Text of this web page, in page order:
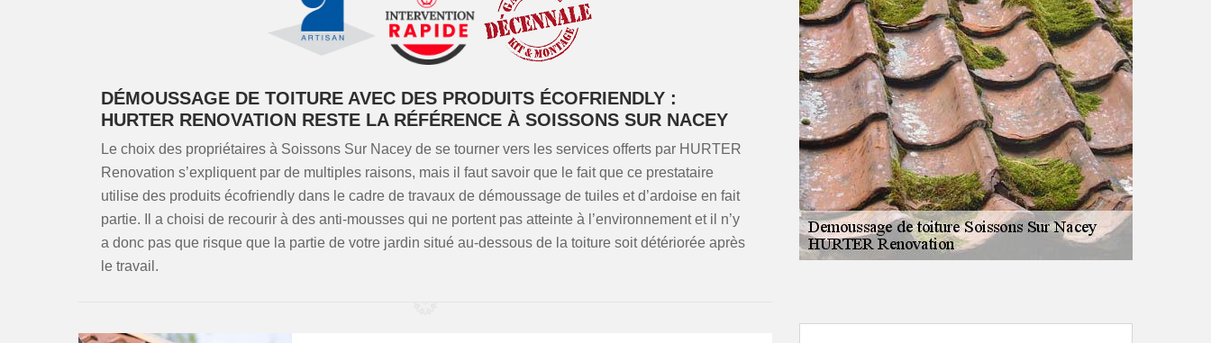
DÉMOUSSAGE DE TOITURE AVEC DES PRODUITS ÉCOFRIENDLY :
HURTER RENOVATION RESTE LA RÉFÉRENCE À SOISSONS SUR NACEY
Le choix des propriétaires à Soissons Sur Nacey de se tourner vers les services offerts par HURTER
Renovation s’expliquent par de multiples raisons, mais il faut savoir que le fait que ce prestataire
utilise des produits écofriendly dans le cadre de travaux de démoussage de tuiles et d’ardoise en fait
partie. Il a choisi de recourir à des anti-mousses qui ne portent pas atteinte à l’environnement et il n’y
a donc pas que risque que la partie de votre jardin situé au-dessous de la toiture soit détériorée après
le travail.